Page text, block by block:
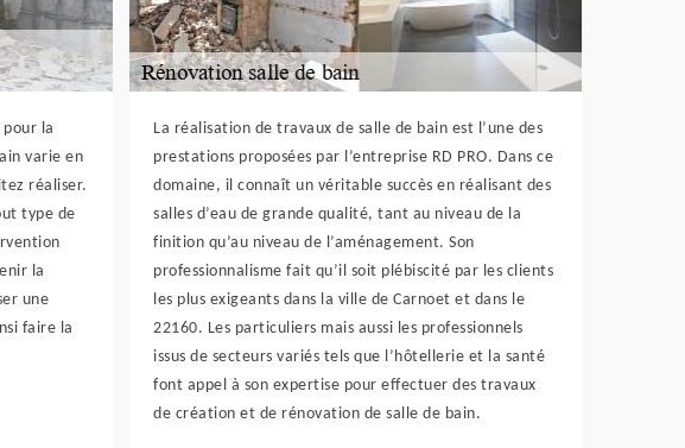
la
varie en
réaliser.
type de
la
une
faire la
La réalisation de travaux de salle de bain est l’une des
prestations proposées par l’entreprise RD PRO. Dans ce
domaine, il connaît un véritable succès en réalisant des
salles d’eau de grande qualité, tant au niveau de la
finition qu’au niveau de l’aménagement. Son
professionnalisme fait qu’il soit plébiscité par les clients
les plus exigeants dans la ville de Carnoet et dans le
22160. Les particuliers mais aussi les professionnels
issus de secteurs variés tels que l’hôtellerie et la santé
font appel à son expertise pour effectuer des travaux
de création et de rénovation de salle de bain.